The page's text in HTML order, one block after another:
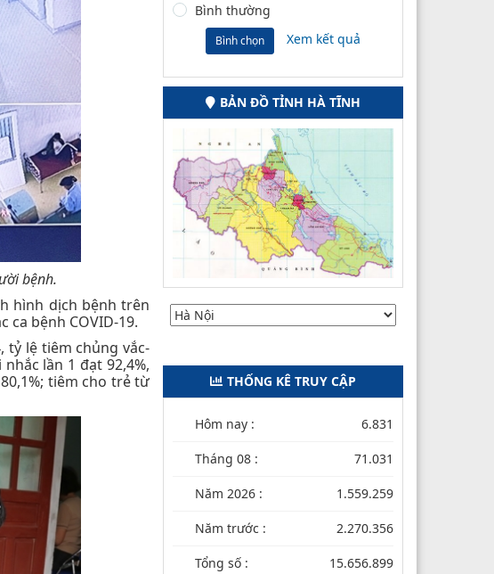
bệnh.
hình dịch bệnh trên
ca bệnh COVID-19.
tỷ lệ tiêm chủng vắc-
lần 1 đạt 92,4%,
tiêm cho trẻ từ
Bình thường
Bình chọn Xem kết quả
BẢN ĐỒ TỈNH HÀ TĨNH
THỐNG KÊ TRUY CẬP
Hôm nay : 6.831
Tháng 08 : 71.031
Năm 2026 : 1.559.259
Năm trước : 2.270.356
Tổng số : 15.656.899